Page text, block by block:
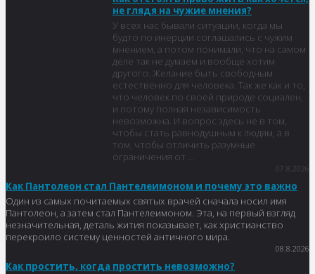
не глядя на чужие мнения?
У всех нас бывали ситуации, когда мы
будто по инерции соглашались с чужим
мнением, а потом понимали, что на самом
деле так не думаем и вообще хотим
другого. Желание быть свободным
естественно для человека. Так же как и то,
что человек по своей природе социален,
и потому полная независимость
невозможна. И вопрос здесь не в том,
чтобы стать равнодушным к людям, а в
том, чтобы отличить разумные
ограничения от ...
07.8.2026
Как Пантолеон стал Пантелеимоном и почему это важно
Один из самых почитаемых святых врачей сначала носил имя
Пантолеон, а затем стал Пантелеимоном. Эта, на первый взгляд
незначительная, деталь жития показывает, как христианство
перекроило систему ценностей античного мира.
08.8.2026
Как простить, когда простить невозможно?